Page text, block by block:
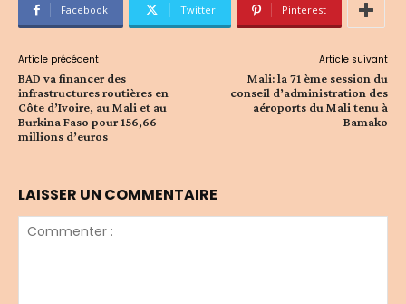
Facebook Twitter Pinterest
Article précédent
BAD va financer des
infrastructures routières en
Côte d’Ivoire, au Mali et au
Burkina Faso pour 156,66
millions d’euros
Article suivant
Mali: la 71 ème session du
conseil d’administration des
aéroports du Mali tenu à
Bamako
LAISSER UN COMMENTAIRE